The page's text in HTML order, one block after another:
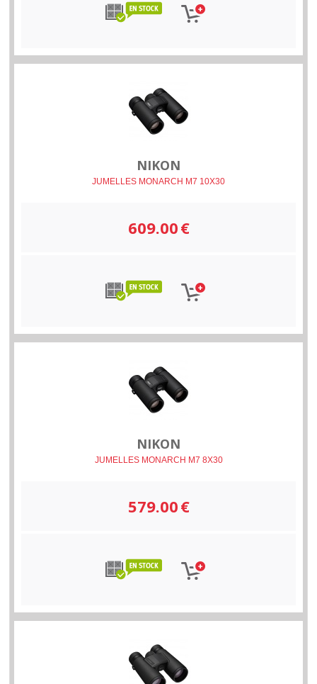
NIKON
JUMELLES MONARCH M7 10X30
609.00€
NIKON
JUMELLES MONARCH M7 8X30
579.00€